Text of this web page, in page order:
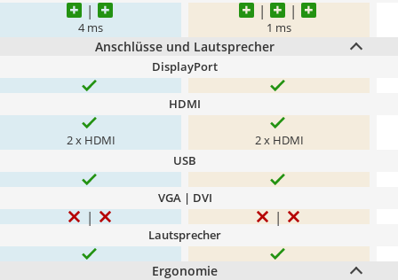
4 ms 1 ms
Anschlüsse und Lautsprecher
DisplayPort
HDMI
2 x HDMI 2 x HDMI
USB
VGA | DVI
Lautsprecher
Ergonomie